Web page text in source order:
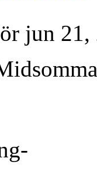
jun 21,